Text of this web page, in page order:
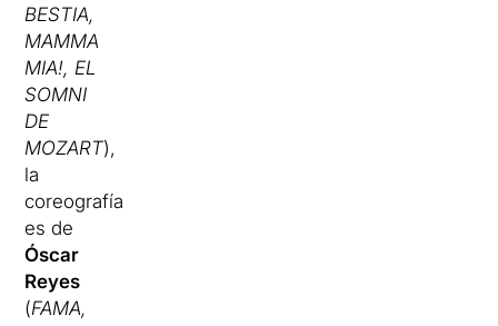
BESTIA,
MAMMA
MIA!, EL
SOMNI
DE
MOZART),
la
coreografía
es de
Óscar
Reyes
(FAMA,